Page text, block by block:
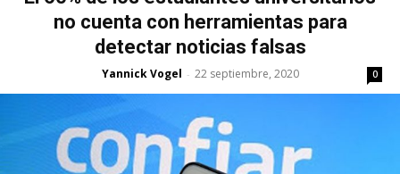
no cuenta con herramientas para
detectar noticias falsas
Yannick Vogel - 22 septiembre, 2020 0